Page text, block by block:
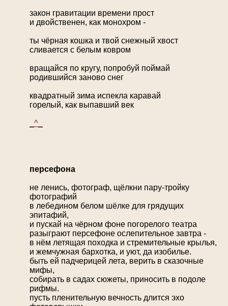
закон гравитации времени прост
и двойственен, как монохром -
ты чёрная кошка и твой снежный хвост
сливается с белым ковром
вращайся по кругу, попробуй поймай
родившийся заново снег
квадратный зима испекла каравай
горелый, как выпавший век
_^_
персефона
не ленись, фотограф, щёлкни пару-тройку
фотографий
в лебедином белом шёлке для грядущих
эпитафий,
и пускай на чёрном фоне погорелого театра
разыграют персефоне ослепительное завтра -
в нём летящая походка и стремительные крылья,
и жемчужная бархотка, и уют, да изобилье.
быть ей падчерицей лета, верить в сказочные
мифы,
собирать в садах сюжеты, приносить в подоле
рифмы.
пусть пленительную вечность длится эхо